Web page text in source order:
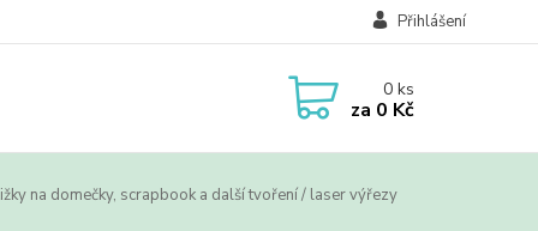
Přihlášení
0ks
za 0 Kč
na domečky, scrapbook a další tvoření / laser výřezy